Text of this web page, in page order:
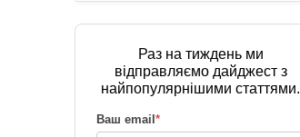
Раз на тиждень ми
відправляємо дайджест з
найпопулярнішими статтями.
Ваш email *